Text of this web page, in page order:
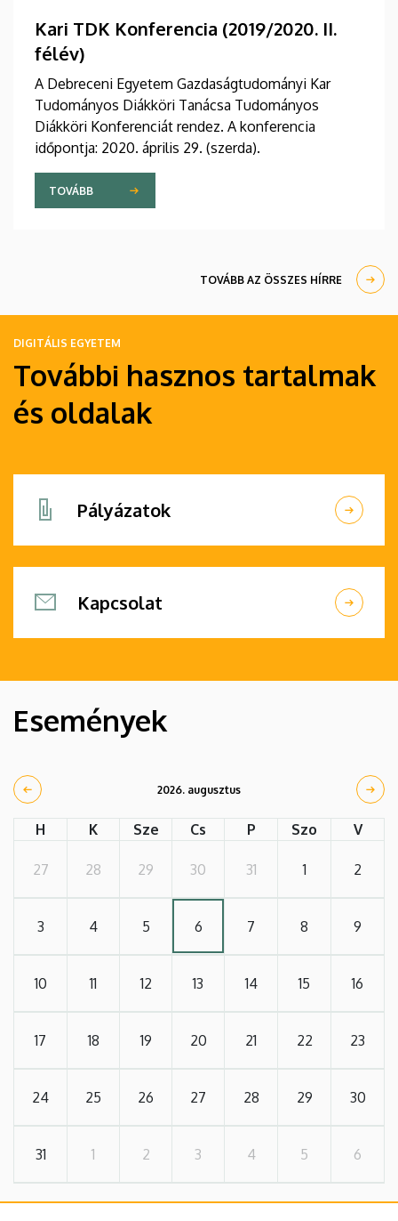
Kari TDK Konferencia (2019/2020. II.
félév)
A Debreceni Egyetem Gazdaságtudományi Kar
Tudományos Diákköri Tanácsa Tudományos
Diákköri Konferenciát rendez. A konferencia
időpontja: 2020. április 29. (szerda).
TOVÁBB
TOVÁBB AZ ÖSSZES HÍRRE
DIGITÁLIS EGYETEM
További hasznos tartalmak
és oldalak
Pályázatok
Kapcsolat
Események
2026. augusztus
H K Sze Cs P Szo V
27 28 29 30 31 1 2
3 4 5 6 7 8 9
10 11 12 13 14 15 16
17 18 19 20 21 22 23
24 25 26 27 28 29 30
31 1 2 3 4 5 6